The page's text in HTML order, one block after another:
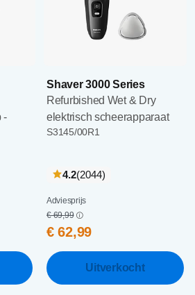
-
Shaver 3000 Series
Refurbished Wet & Dry
elektrisch scheerapparaat
S3145/00R1
4.2(2044recensies
)
Adviesprijs
€ 69,99
€ 62,99
Uitverkocht